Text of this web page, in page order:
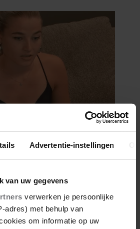
Advertentie-instellingen
van uw gegevens
verwerken je persoonlijke
adres) met behulp van
om informatie op uw